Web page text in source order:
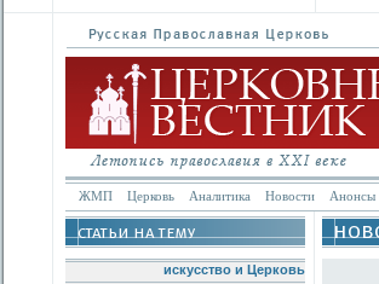
ЖМП Церковь Аналитика Новости Анонсы
искусство и Церковь